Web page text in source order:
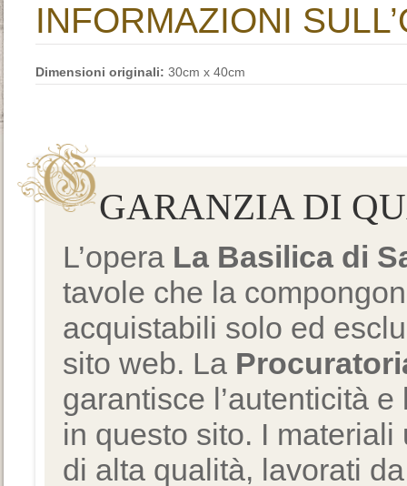
INFORMAZIONI
Dimensioni originali: 30cm x 40cm
GARANZIA DI
L’opera La Basilica di
tavole che la
acquistabili solo ed
sito web. La
garantisce l’autenticità
in questo sito. I
di alta qualità, lavorati